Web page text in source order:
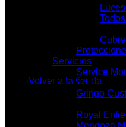
No hay productos en el
Volver a la tienda
Servicios
Service
Talleres
Gringo
Royal